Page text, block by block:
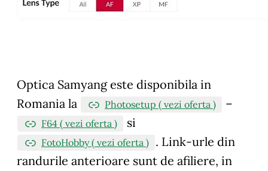
Optica Samyang este disponibila in
Romania la
Photosetup ( vezi oferta ) –
F64 ( vezi oferta ) si
FotoHobby ( vezi oferta ) . Link-urle din
randurile anterioare sunt de afiliere, in